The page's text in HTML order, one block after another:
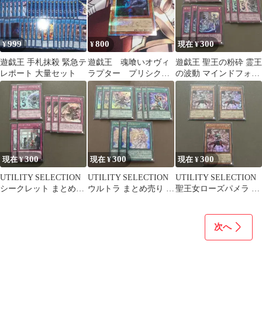
¥999
遊戯王 手札抹殺 緊急テ
レポート 大量セット
¥800
遊戯王 魂喰いオヴィ
ラプター プリシク
プリズマティックシー
クレットレア
現在 ¥300
遊戯王 聖王の粉砕 霊王
の波動 マインドフォー
ス ウルトラ 各3枚 まと
め売り
現在 ¥300
UTILITY SELECTION
シークレット まとめ売
現在 ¥300
UTILITY SELECTION
ウルトラ まとめ売り 9
現在 ¥300
UTILITY SELECTION
聖王女ローズパメラ ウ
次へ